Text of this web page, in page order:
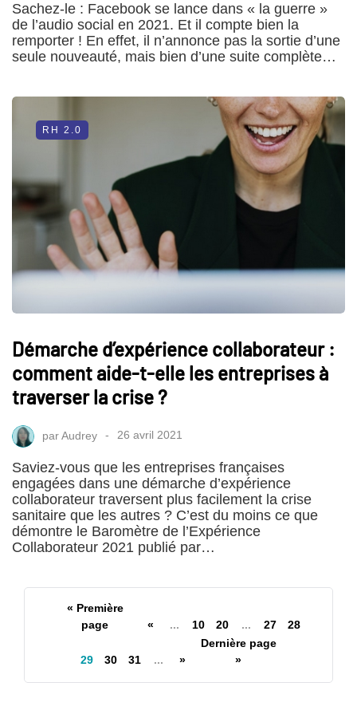
Sachez-le : Facebook se lance dans « la guerre »
de l’audio social en 2021. Et il compte bien la
remporter ! En effet, il n’annonce pas la sortie d’une
seule nouveauté, mais bien d’une suite complète…
RH 2.0
Démarche d’expérience collaborateur :
comment aide-t-elle les entreprises à
traverser la crise ?
parAudrey 26 avril 2021
Saviez-vous que les entreprises françaises
engagées dans une démarche d’expérience
collaborateur traversent plus facilement la crise
sanitaire que les autres ? C’est du moins ce que
démontre le Baromètre de l’Expérience
Collaborateur 2021 publié par…
« Première
page
« ... 10 20 ... 27 28
29 30 31 ... »
Dernière page
»